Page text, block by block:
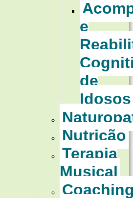
e
de
Idosos
Nutrição
Terapia
Musical